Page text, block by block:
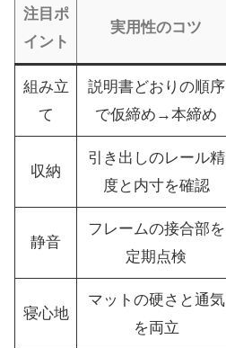
注目ポ
イント
実用性のコツ
組み立
て
説明書どおりの順序
で仮締め→本締め
収納
引き出しのレール精
度と内寸を確認
静音
フレームの接合部を
定期点検
寝心地
マットの硬さと通気
を両立